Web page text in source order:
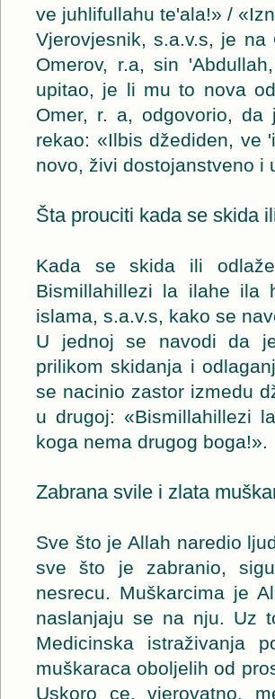
ve juhlifullahu te'ala!» /
Vjerovjesnik, s.a.v.s, je
Omerov, r.a, sin
upitao, je li mu to nova
Omer, r. a, odgovorio,
rekao: «Ilbis džediden, ve
novo, živi dostojanstveno i
Šta prouciti kada se skida
Kada se skida ili
Bismillahillezi la ilahe ila
islama, s.a.v.s, kako se
U jednoj se navodi da
prilikom skidanja i
se nacinio zastor izmedu
u drugoj: «Bismillahillezi
koga nema drugog boga!».
Zabrana svile i zlata
Sve što je Allah naredio
sve što je zabranio,
nesrecu. Muškarcima je
naslanjaju se na nju. Uz
Medicinska istraživanja
muškaraca oboljelih od
Uskoro ce, vjerovatno,